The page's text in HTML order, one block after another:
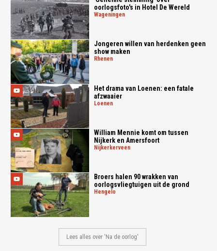
oorlogsfoto's in Hotel De Wereld
wageningen
Jongeren willen van herdenken geen
show maken
rhenen
Het drama van Loenen: een fatale
afzwaaier
loenen
William Mennie komt om tussen
Nijkerk en Amersfoort
nijkerkerveen
Broers halen 90 wrakken van
oorlogsvliegtuigen uit de grond
hengelo
Lees alles over 'Na de oorlog'